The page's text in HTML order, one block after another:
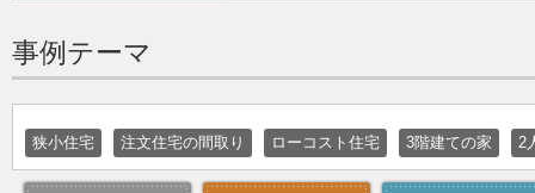
事例テーマ
狭小住宅 注文住宅の間取り ローコスト住宅 3階建ての家 2